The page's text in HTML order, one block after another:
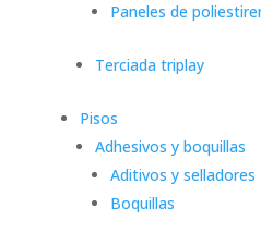
Paneles de
Terciada triplay
Pisos
Adhesivos y boquillas
Aditivos y selladores
Boquillas